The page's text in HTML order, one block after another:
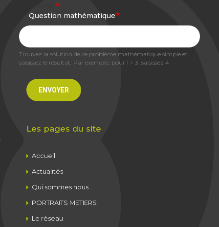
Question mathématique
Trouvez la solution de ce problème mathématique simple et
saisissez le résultat. Par exemple, pour 1 + 3, saisissez 4.
ENVOYER
Les pages du site
Navigation
principale
Accueil
Actualités
Qui sommes nous
PORTRAITS METIERS
Le réseau